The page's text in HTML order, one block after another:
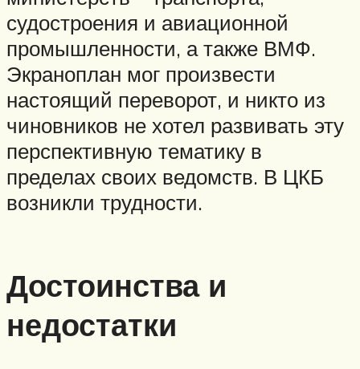
судостроения и авиационной
промышленности, а также ВМФ.
Экраноплан мог произвести
настоящий переворот, и никто из
чиновников не хотел развивать эту
перспективную тематику в
пределах своих ведомств. В ЦКБ
возникли трудности.
Достоинства и
недостатки